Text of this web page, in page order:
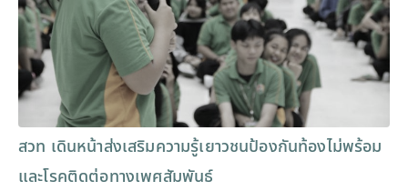
สวท เดินหน้าส่งเสริมความรู้เยาวชนป้องกันท้องไม่พร้อม
และโรคติดต่อทางเพศสัมพันธ์